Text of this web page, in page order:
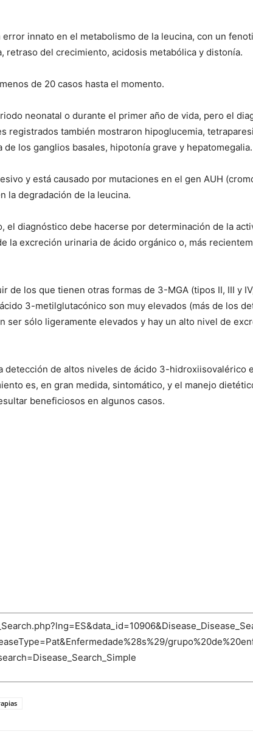
innato en el metabolismo de la leucina, con un
retraso del crecimiento, acidosis metabólica y distonía.
de 20 casos hasta el momento.
neonatal o durante el primer año de vida, pero el
registrados también mostraron hipoglucemia,
los ganglios basales, hipotonía grave y hepatomegalia.
y está causado por mutaciones en el gen AUH
la degradación de la leucina.
el diagnóstico debe hacerse por determinación de la
la excreción urinaria de ácido orgánico o, más
de los que tienen otras formas de 3-MGA (tipos II, III y
3-metilglutacónico son muy elevados (más de los
ser sólo ligeramente elevados y hay un alto nivel de
detección de altos niveles de ácido 3-hidroxiisovalérico
es, en gran medida, sintomático, y el manejo
beneficiosos en algunos casos.